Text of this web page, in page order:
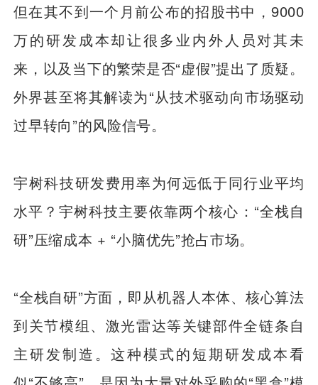
但在其不到一个月前公布的招股书中，9000
万的研发成本却让很多业内外人员对其未
来，以及当下的繁荣是否“虚假”提出了质疑。
外界甚至将其解读为“从技术驱动向市场驱动
过早转向”的风险信号。
宇树科技研发费用率为何远低于同行业平均
水平？宇树科技主要依靠两个核心：“全栈自
研”压缩成本 + “小脑优先”抢占市场。
“全栈自研”方面，即从机器人本体、核心算法
到关节模组、激光雷达等关键部件全链条自
主研发制造。这种模式的短期研发成本看